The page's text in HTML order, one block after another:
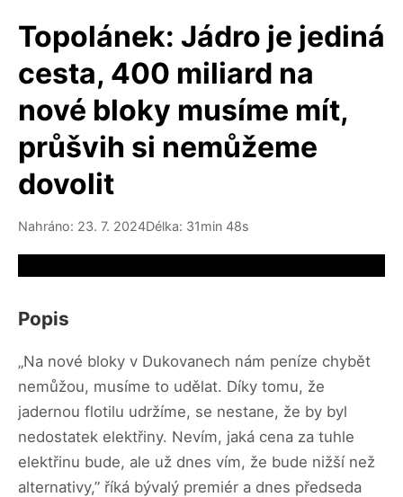
Topolánek: Jádro je jediná
cesta, 400 miliard na
nové bloky musíme mít,
průšvih si nemůžeme
dovolit
Nahráno: 23. 7. 2024Délka: 31min 48s
Popis
„Na nové bloky v Dukovanech nám peníze chybět
nemůžou, musíme to udělat. Díky tomu, že
jadernou flotilu udržíme, se nestane, že by byl
nedostatek elektřiny. Nevím, jaká cena za tuhle
elektřinu bude, ale už dnes vím, že bude nižší než
alternativy,” říká bývalý premiér a dnes předseda